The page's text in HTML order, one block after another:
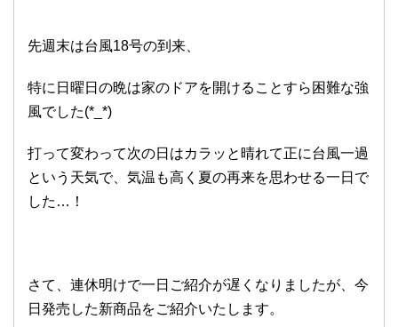
先週末は台風18号の到来、
特に日曜日の晩は家のドアを開けることすら困難な強
風でした(*_*)
打って変わって次の日はカラッと晴れて正に台風一過
という天気で、気温も高く夏の再来を思わせる一日で
した…！
さて、連休明けで一日ご紹介が遅くなりましたが、今
日発売した新商品をご紹介いたします。